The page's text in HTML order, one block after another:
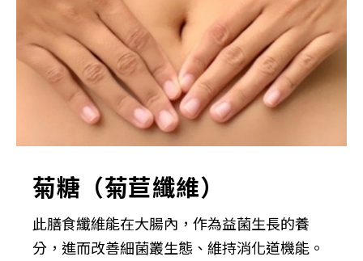
菊糖（菊苣纖維）
此膳食纖維能在大腸內，作為益菌生長的養
分，進而改善細菌叢生態、維持消化道機能。